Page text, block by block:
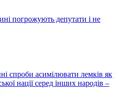
погрожують депутати і не
спроби асимілювати лемків як
нації серед інших народів –